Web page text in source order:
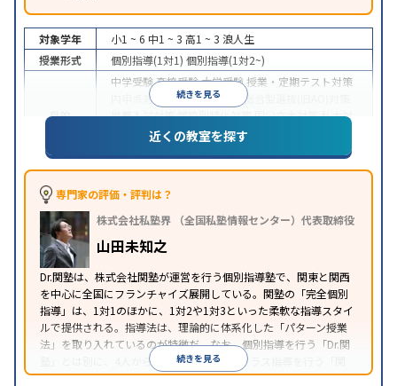
続きを見る
対象学年 小1 ~ 6 中1 ~ 3 高1 ~ 3 浪人生
授業形式
個別指導(1対1) 個別指導(1対2~)
目的
中学受験高校受験大学受験 授業・定期テスト対策
内申点対策
学習習慣の定着
総合型選抜(旧AO)対策
推薦入試対策学校別特化対策国公立大対策私大対
共通テスト対策英検(英語検定)対策
特徴
中高一貫校生に対応授業の振替可能不登校生に対
応
1科目から受講可能
障害の子どもに対応
※2023年3月調査。小学校高学年の個別指導塾アンケート調査方法を参
近くの教室を探す
専門家の評価・評判は？
株式会社私塾界 （全国私塾情報センター）代表取締役
山田未知之
Dr.関塾は、株式会社関塾が運営を行う個別指導塾で、関東と関西
を中心に全国にフランチャイズ展開している。関塾の「完全個別
指導」は、1対1のほかに、1対2や1対3といった柔軟な指導スタイ
ルで提供される。指導法は、理論的に体系化した「パターン授業
法」を取り入れているのが特徴だ。なお、個別指導を行う「Dr.関
塾」とは別に、4人から12人前後の少人数クラス指導を行う「関
塾」がある。
続きを見る